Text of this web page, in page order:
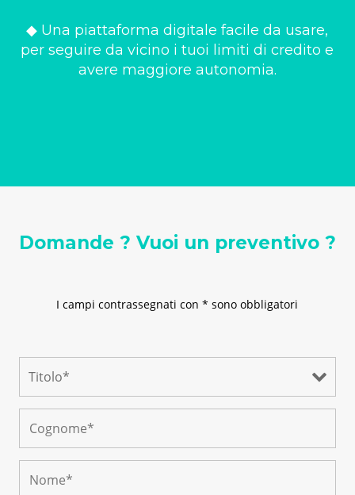
◆ Una piattaforma digitale facile da usare,
per seguire da vicino i tuoi limiti di credito e
avere maggiore autonomia.
Domande ? Vuoi un preventivo ?
I campi contrassegnati con * sono obbligatori